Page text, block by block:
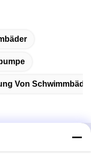
Von